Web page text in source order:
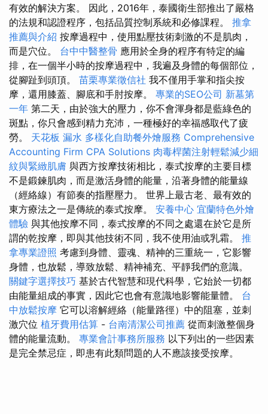
有效的解決方案。 因此，2016年，泰國衛生部推出了嚴格
的法規和認證程序，包括品質控制系統和必修課程。 推拿
推薦與介紹 按摩過程中，使用點壓技術刺激的不是肌肉，
而是穴位。 台中中醫整骨 應用於全身的程序有特定的編
排，在一個半小時​​的按摩過程中，我遍及身體的每個部位，
從腳趾到頭頂。 苗栗專業徵信社 我不僅用手掌和指尖按
摩，還用膝蓋、腳底和手肘按摩。 專業的SEO公司 新墓第
一年 第二天，由於強大的壓力，你不會渾身都是藍綠色的
斑點，你只會感到精力充沛，一種極好的幸福感取代了疲
勞。 天花板 漏水 多樣化自助餐外燴服務 Comprehensive
Accounting Firm CPA Solutions 肉毒桿菌注射輕鬆減少細
紋與緊緻肌膚 與西方按摩技術相比，泰式按摩的主要目標
不是鍛鍊肌肉，而是激活身體的能量，沿著身體的能量線
（經絡線）有節奏的指壓壓力。 世界上最古老、最有效的
東方療法之一是傳統的泰式按摩。 安養中心 宜蘭特色外燴
體驗 與其他按摩不同，泰式按摩的不同之處還在於它是所
謂的乾按摩，即與其他技術不同，我不使用油或乳霜。 推
拿專業證照 考慮到身體、靈魂、精神的三重統一，它影響
身體，也放鬆，導致放鬆、精神補充、平靜我們的意識。
關鍵字選擇技巧 基於古代智慧和現代科學，它始於一切都
由能量組成的事實，因此它也會有意識地影響能量體。 台
中放鬆按摩 它可以溶解經絡（能量路徑）中的阻塞，並刺
激穴位 植牙費用估算 - 台南清潔公司推薦 從而刺激整個身
體的能量流動。 專業會計事務所服務 以下列出的一些因素
是完全禁忌症，即患有此類問題的人不應該接受按摩。